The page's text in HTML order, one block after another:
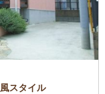
スタイル